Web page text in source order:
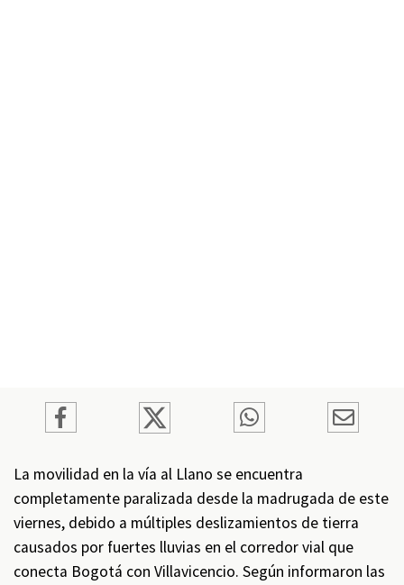
La movilidad en la vía al Llano se encuentra
completamente paralizada desde la madrugada de este
viernes, debido a múltiples deslizamientos de tierra
causados por fuertes lluvias en el corredor vial que
conecta Bogotá con Villavicencio. Según informaron las